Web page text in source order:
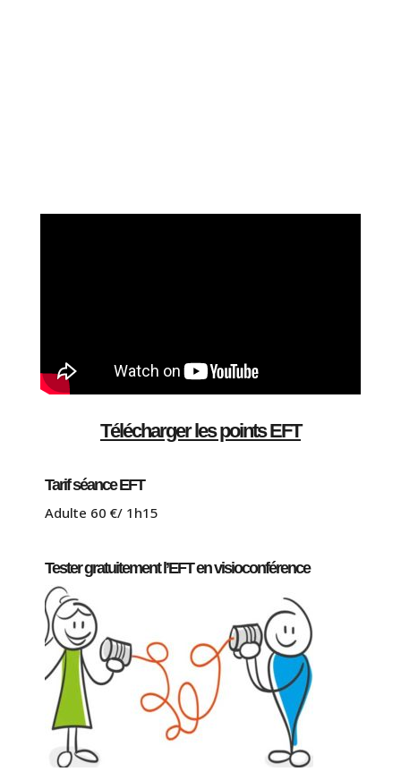
Télécharger les points EFT
Tarif séance EFT
Adulte 60 €/ 1h15
Tester gratuitement l’EFT en visioconférence